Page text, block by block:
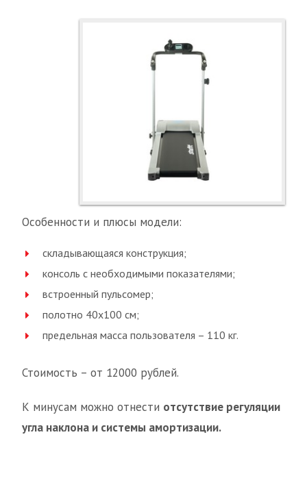
Особенности и плюсы модели:
складывающаяся конструкция;
консоль с необходимыми показателями;
встроенный пульсомер;
полотно 40х100 см;
предельная масса пользователя – 110 кг.
Стоимость – от 12000 рублей.
К минусам можно отнести отсутствие регуляции
угла наклона и системы амортизации.